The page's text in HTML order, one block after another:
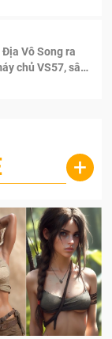
Mobile
Vô Song ra
chủ VS57, sân
+
xinh dưới nét vẽ
One Piece